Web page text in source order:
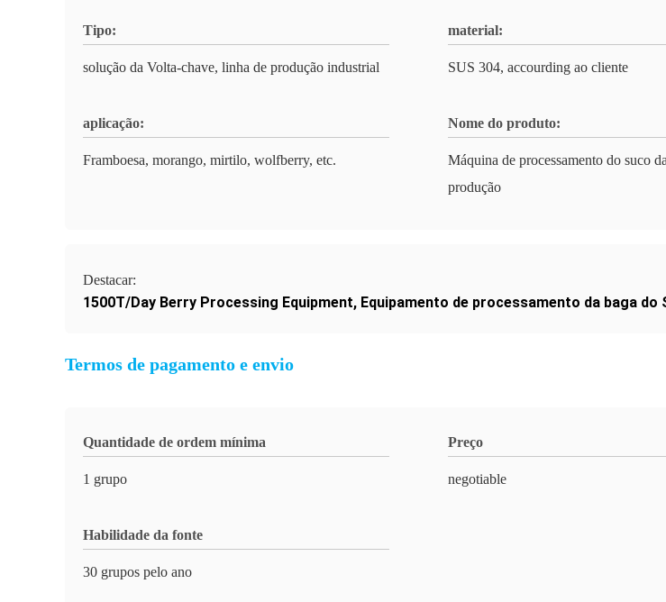
Tipo:
solução da Volta-chave, linha de produção industrial
material:
SUS 304, accourding ao cliente
aplicação:
Framboesa, morango, mirtilo, wolfberry, etc.
Nome do produto:
Máquina de processamento do suco
produção
Destacar:
1500T/Day Berry Processing Equipment, Equipamento de processamento da baga do
Termos de pagamento e envio
Quantidade de ordem mínima
1 grupo
Preço
negotiable
Habilidade da fonte
30 grupos pelo ano